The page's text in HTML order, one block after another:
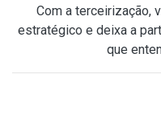
Com a terceirização,
estratégico e deixa a
que